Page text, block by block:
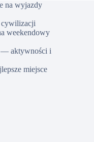
na wyjazdy
weekendowy
— aktywności i
miejsce